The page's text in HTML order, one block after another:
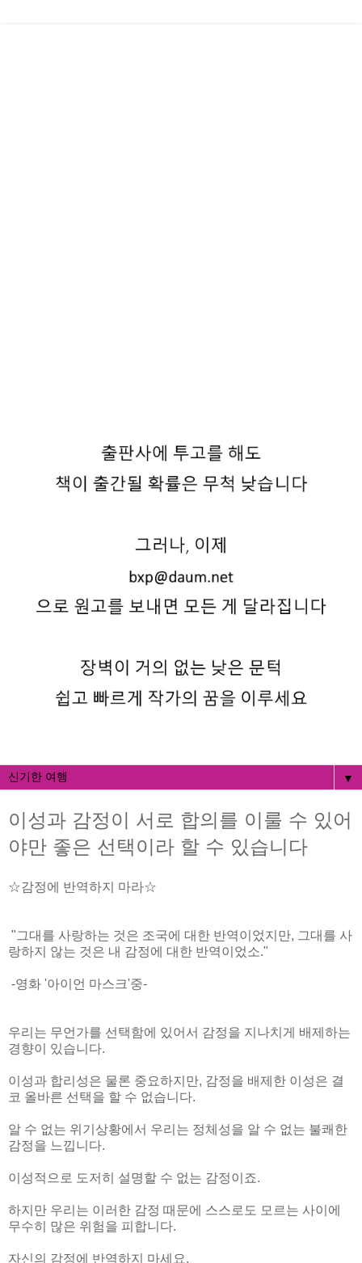
▼
이성과 감정이 서로 합의를 이룰 수 있어
야만 좋은 선택이라 할 수 있습니다
☆감정에 반역하지 마라☆
"그대를 사랑하는 것은 조국에 대한 반역이었지만, 그대를 사
랑하지 않는 것은 내 감정에 대한 반역이었소."
-영화 '아이언 마스크'중-
우리는 무언가를 선택함에 있어서 감정을 지나치게 배제하는
경향이 있습니다.
이성과 합리성은 물론 중요하지만, 감정을 배제한 이성은 결
코 올바른 선택을 할 수 없습니다.
알 수 없는 위기상황에서 우리는 정체성을 알 수 없는 불쾌한
감정을 느낍니다.
이성적으로 도저히 설명할 수 없는 감정이죠.
하지만 우리는 이러한 감정 때문에 스스로도 모르는 사이에
무수히 많은 위험을 피합니다.
자신의 감정에 반역하지 마세요.